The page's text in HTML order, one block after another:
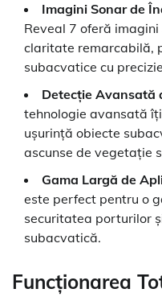
Imagini Sonar de
Reveal 7 oferă
claritate remarcabilă,
subacvatice cu
Detecție Avansată
tehnologie avansată
ușurință obiecte
ascunse de vegetație
Gama Largă de
este perfect pentru o
securitatea porturilor
subacvatică.
Funcționarea